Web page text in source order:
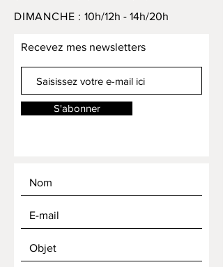
DIMANCHE : 10h/12h - 14h/20h
Recevez mes newsletters
S'abonner